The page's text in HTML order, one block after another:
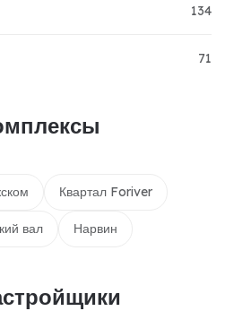
134
71
Квартал Foriver
вал Нарвин